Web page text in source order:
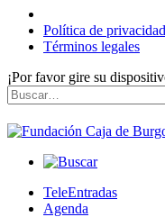
Política de privacidad
Términos legales
¡Por favor gire su
Skip
to
content
Buscar
por:
TeleEntradas
Agenda